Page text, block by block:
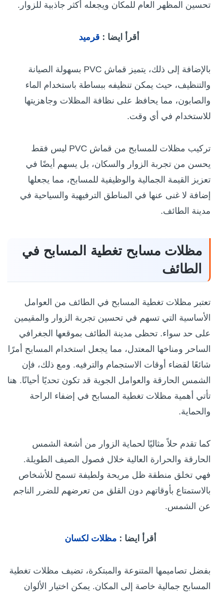
تحسين المظهر العام للمكان ويجعله أكثر جاذبية للزوار.
أقرأ ايضا : قرميد
بالإضافة إلى ذلك، يتميز قماش PVC بسهولة الصيانة
والتنظيف، حيث يمكن تنظيفه ببساطة باستخدام الماء
والصابون، مما يحافظ على نظافة المظلات وجاهزيتها
للاستخدام في أي وقت.
تركيب مظلات للمسابح من قماش PVC ليس فقط
يحسن من تجربة الزوار والسكان، بل يسهم أيضًا في
تعزيز القيمة الجمالية والوظيفية للمسابح، مما يجعلها
إضافة لا غنى عنها في المناطق الترفيهية والسياحية في
مدينة الطائف.
مظلات مسابح تغطية المسابح في
الطائف
تعتبر مظلات تغطية المسابح في الطائف من العوامل
الأساسية التي تسهم في تحسين تجربة الزوار والمقيمين
على حد سواء. تحظى مدينة الطائف بموقعها الجغرافي
الساحر ومناخها المعتدل، مما يجعل استخدام المسابح أمرًا
شائعًا لقضاء أوقات الاستجمام والترفيه. ومع ذلك، فإن
الشمس الحارقة والعوامل الجوية قد تكون تحديًا أحيانًا. هنا
تأتي أهمية مظلات تغطية المسابح في إضفاء الراحة
والحماية.
كما تقدم حلاً مثاليًا لحماية الزوار من أشعة الشمس
الحارقة والحرارة العالية خلال فصول الصيف الطويلة.
فهي تخلق منطقة ظل مريحة ولطيفة تسمح للأشخاص
بالاستمتاع بأوقاتهم دون القلق من تعرضهم للضرر الناجم
عن الشمس.
أقرأ ايضا : مظلات لكسان
بفضل تصاميمها المتنوعة والمبتكرة، تضيف مظلات تغطية
المسابح جمالية خاصة إلى المكان. يمكن اختيار الألوان